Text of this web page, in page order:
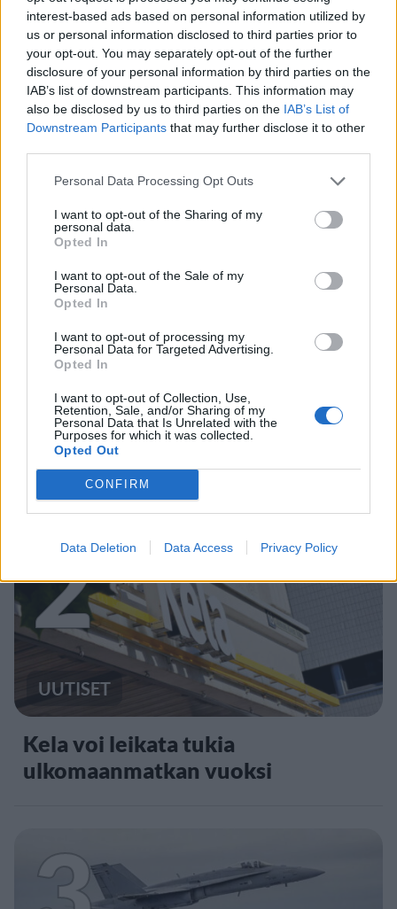
interest-based ads based on personal information utilized by
us or personal information disclosed to third parties prior to
your opt-out. You may separately opt-out of the further
disclosure of your personal information by third parties on the
IAB’s list of downstream participants. This information may
also be disclosed by us to third parties on the IAB’s List of
Downstream Participants that may further disclose it to other
Personal Data Processing Opt Outs
I want to opt-out of the Sharing of my
personal data.
Opted In
I want to opt-out of the Sale of my
Personal Data.
Opted In
I want to opt-out of processing my
Personal Data for Targeted Advertising.
Opted In
I want to opt-out of Collection, Use,
Retention, Sale, and/or Sharing of my
Personal Data that Is Unrelated with the
Purposes for which it was collected.
Opted Out
CONFIRM
Data Deletion Data Access Privacy Policy
1
MATKAILU
Maailman eniten matkustaneet
valitsivat suosikkikohteensa –
yllättävä voittaja
2
UUTISET
Kela voi leikata tukia
ulkomaanmatkan vuoksi